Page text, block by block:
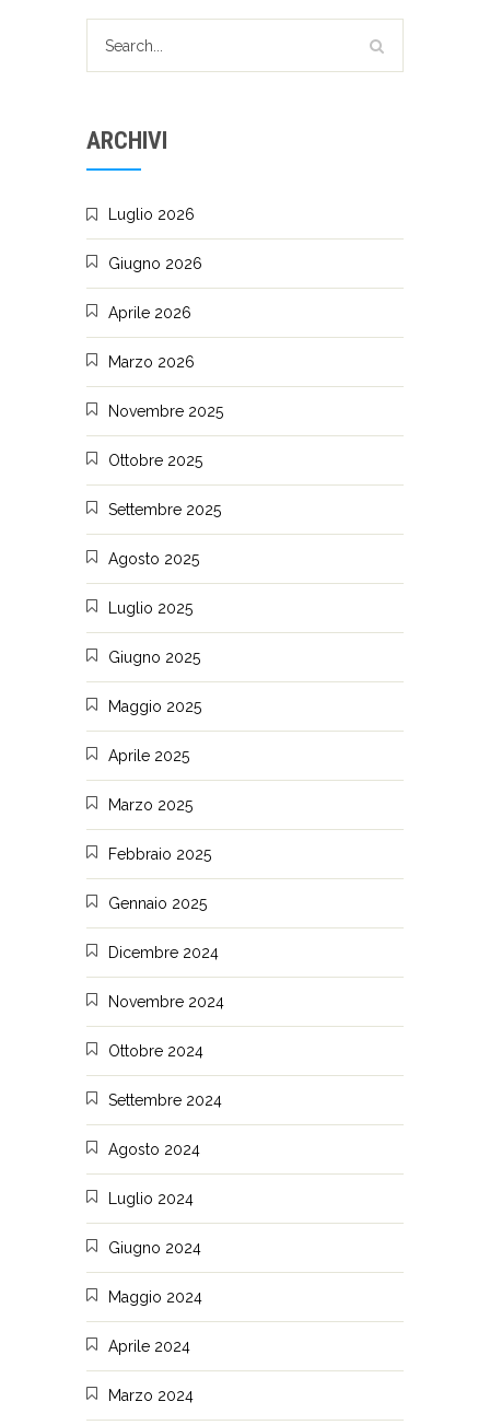
ARCHIVI
Luglio 2026
Giugno 2026
Aprile 2026
Marzo 2026
Novembre 2025
Ottobre 2025
Settembre 2025
Agosto 2025
Luglio 2025
Giugno 2025
Maggio 2025
Aprile 2025
Marzo 2025
Febbraio 2025
Gennaio 2025
Dicembre 2024
Novembre 2024
Ottobre 2024
Settembre 2024
Agosto 2024
Luglio 2024
Giugno 2024
Maggio 2024
Aprile 2024
Marzo 2024